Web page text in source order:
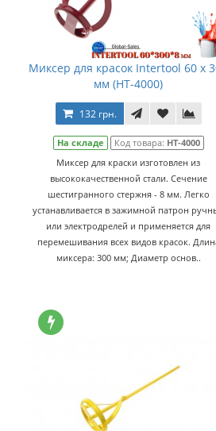
Миксер для красок Intertool 60 х
мм (HT-4000)
132 грн.
На складе Код товара: HT-4000
Миксер для краски изготовлен из
высококачественной стали. Сечение
шестигранного стержня - 8 мм. Легко
устанавливается в зажимной патрон
или электродрелей и применяется для
перемешивания всех видов красок.
миксера: 300 мм; Диаметр основ..